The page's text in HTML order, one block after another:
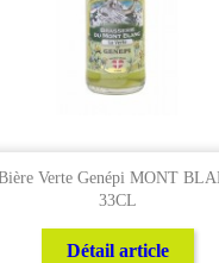
Verte Genépi MONT
33CL
Détail article